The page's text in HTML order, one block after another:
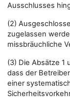
Ausschlusses
(2)
zugelassen
missbräuchliche
(3) Die Absätze 1
dass der
einer